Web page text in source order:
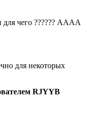
для чего ?????? АААА
для некоторых
RJYYB